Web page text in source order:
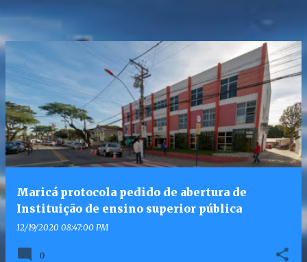
Maricá protocola pedido de abertura de
Instituição de ensino superior pública
12/19/2020 08:47:00 PM
0